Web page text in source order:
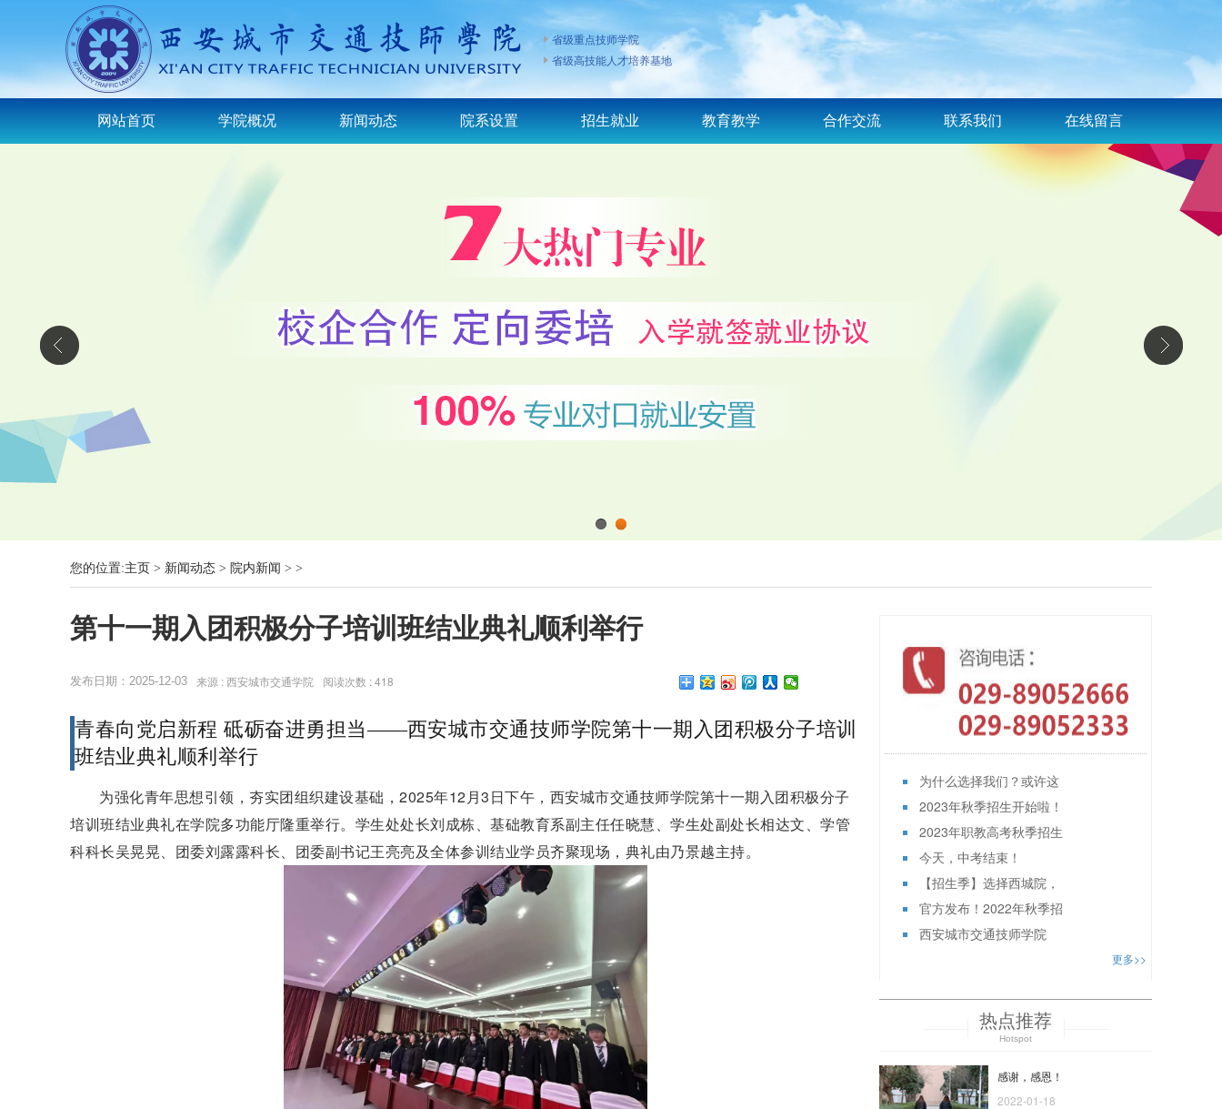
省级重点技师学院
省级高技能人才培养基地
网站首页 学院概况 新闻动态 院系设置 招生就业 教育教学 合作交流 联系我们 在线留言
您的位置:主页 > 新闻动态 > 院内新闻 > >
第十一期入团积极分子培训班结业典礼顺利举行
发布日期：2025-12-03 来源 : 西安城市交通学院 阅读次数 :418
青春向党启新程 砥砺奋进勇担当——西安城市交通技师学院第十一期入团积极分子培训
班结业典礼顺利举行
为强化青年思想引领，夯实团组织建设基础，2025年12月3日下午，西安城市交通技师学院第十一期入团积极分子
培训班结业典礼在学院多功能厅隆重举行。学生处处长刘成栋、基础教育系副主任任晓慧、学生处副处长相达文、学管
科科长吴晃晃、团委刘露露科长、团委副书记王亮亮及全体参训结业学员齐聚现场，典礼由乃景越主持。
为什么选择我们？或许这
2023年秋季招生开始啦！
2023年职教高考秋季招生
今天，中考结束！
【招生季】选择西城院，
官方发布！2022年秋季招
西安城市交通技师学院
更多>>
热点推荐
Hotspot
感谢，感恩！
2022-01-18